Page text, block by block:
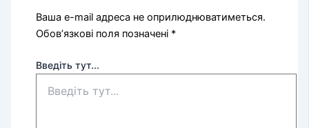
Ваша e-mail адреса не оприлюднюватиметься.
Обов’язкові поля позначені *
Введіть тут...